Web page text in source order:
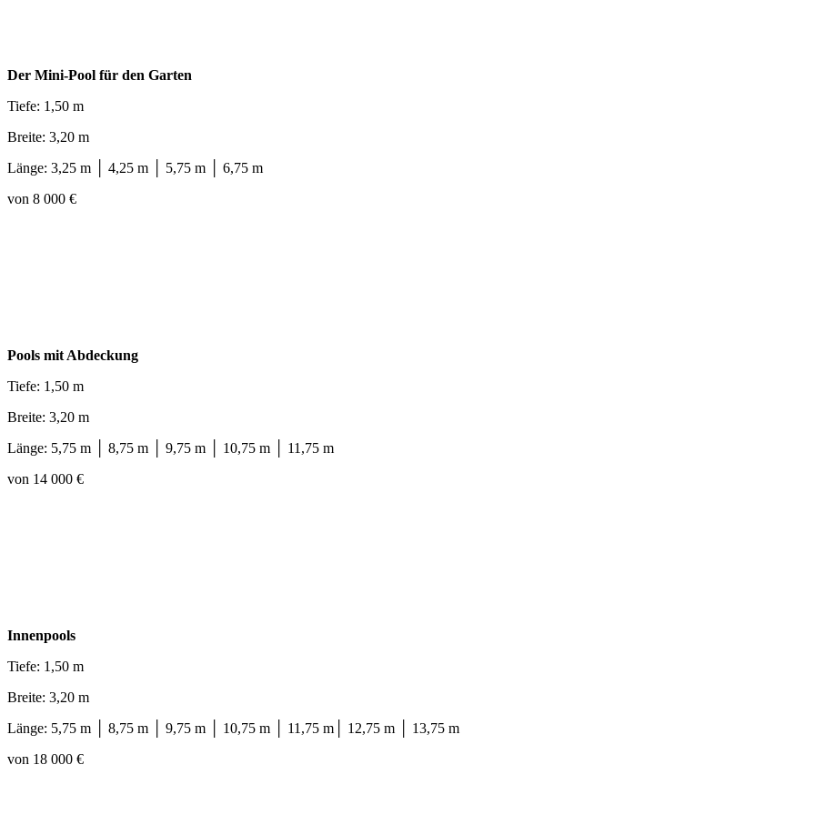
Der Mini-Pool für den Garten
Tiefe: 1,50 m
Breite: 3,20 m
Länge: 3,25 m │ 4,25 m │ 5,75 m │ 6,75 m
von 8 000 €
Pools mit Abdeckung
Tiefe: 1,50 m
Breite: 3,20 m
Länge: 5,75 m │ 8,75 m │ 9,75 m │ 10,75 m │ 11,75 m
von 14 000 €
Innenpools
Tiefe: 1,50 m
Breite: 3,20 m
Länge: 5,75 m │ 8,75 m │ 9,75 m │ 10,75 m │ 11,75 m│ 12,75 m │ 13,75 m
von 18 000 €